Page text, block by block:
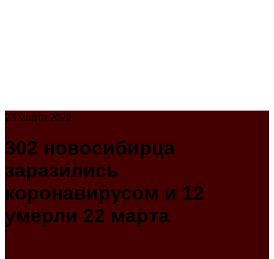
23 марта 2022
302 новосибирца
заразились
коронавирусом и 12
умерли 22 марта